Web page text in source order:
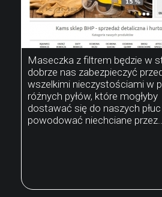
Maseczka z filtrem będzie w
dobrze nas zabezpieczyć
wszelkimi nieczystościami w
różnych pyłów, które mogłyby
dostawać się do naszych
powodować niechciane przez...